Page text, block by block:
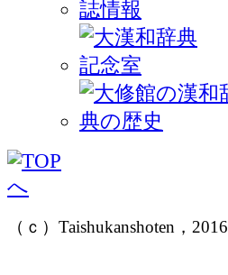
（ｃ）Taishukanshoten，2016